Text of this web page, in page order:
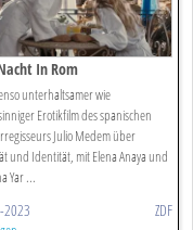
In Rom
unterhaltsamer wie
Erotikfilm des spanischen
Julio Medem über
und Identität, mit Elena Anaya und
Yar ...
ZDF